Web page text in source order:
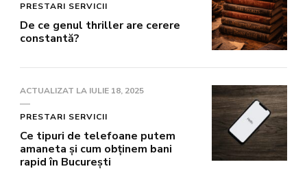
PRESTARI SERVICII
De ce genul thriller are cerere
constantă?
ACTUALIZAT LA IULIE 18, 2025
PRESTARI SERVICII
Ce tipuri de telefoane putem
amaneta și cum obținem bani
rapid în București